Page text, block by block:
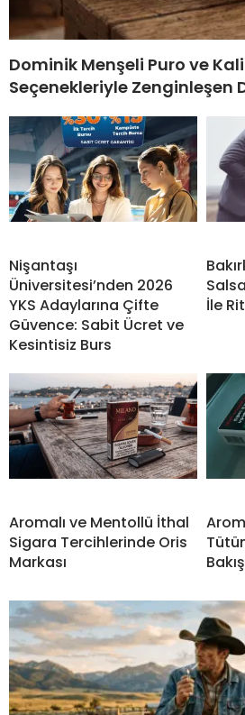
Dominik Menşeli Puro ve
Seçenekleriyle Zenginleşen
Nişantaşı
Üniversitesi’nden 2026
YKS Adaylarına Çifte
Güvence: Sabit Ücret ve
Kesintisiz Burs
İle
Aromalı ve Mentollü İthal
Sigara Tercihlerinde Oris
Markası